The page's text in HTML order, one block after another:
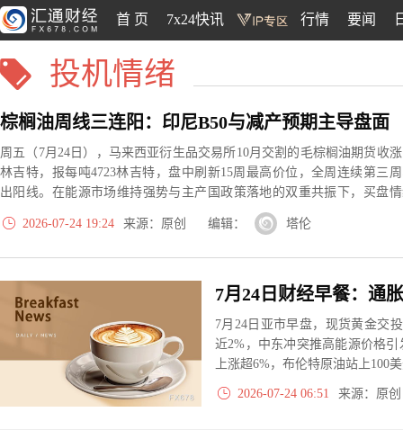
首 页 7x24快讯 行情 要闻
投机情绪
棕榈油周线三连阳：印尼B50与减产预期主导盘面
周五（7月24日），马来西亚衍生品交易所10月交割的毛棕榈油期货收涨
林吉特，报每吨4723林吉特，盘中刷新15周最高价位，全周连续第三
出阳线。在能源市场维持强势与主产国政策落地的双重共振下，买盘
2026-07-24 19:24
来源：原创 编辑： 塔伦
7月24日亚市早盘，现货黄金交
近2%，中东冲突推高能源价格
上涨超6%，布伦特原油站上100
2026-07-24 06:51 来源：原